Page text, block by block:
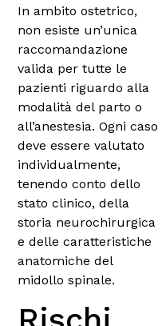
In ambito ostetrico,
non esiste un’unica
raccomandazione
valida per tutte le
pazienti riguardo alla
modalità del parto o
all’anestesia. Ogni caso
deve essere valutato
individualmente,
tenendo conto dello
stato clinico, della
storia neurochirurgica
e delle caratteristiche
anatomiche del
midollo spinale.